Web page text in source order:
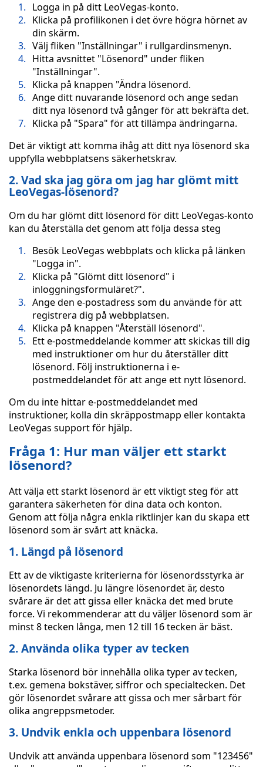
Logga in på ditt LeoVegas-konto.
Klicka på profilikonen i det övre högra hörnet av
din skärm.
Välj fliken "Inställningar" i rullgardinsmenyn.
Hitta avsnittet "Lösenord" under fliken
"Inställningar".
Klicka på knappen "Ändra lösenord.
Ange ditt nuvarande lösenord och ange sedan
ditt nya lösenord två gånger för att bekräfta det.
Klicka på "Spara" för att tillämpa ändringarna.
Det är viktigt att komma ihåg att ditt nya lösenord ska
uppfylla webbplatsens säkerhetskrav.
2. Vad ska jag göra om jag har glömt mitt
LeoVegas-lösenord?
Om du har glömt ditt lösenord för ditt LeoVegas-konto
kan du återställa det genom att följa dessa steg
Besök LeoVegas webbplats och klicka på länken
"Logga in".
Klicka på "Glömt ditt lösenord" i
inloggningsformuläret?".
Ange den e-postadress som du använde för att
registrera dig på webbplatsen.
Klicka på knappen "Återställ lösenord".
Ett e-postmeddelande kommer att skickas till dig
med instruktioner om hur du återställer ditt
lösenord. Följ instruktionerna i e-
postmeddelandet för att ange ett nytt lösenord.
Om du inte hittar e-postmeddelandet med
instruktioner, kolla din skräppostmapp eller kontakta
LeoVegas support för hjälp.
Fråga 1: Hur man väljer ett starkt
lösenord?
Att välja ett starkt lösenord är ett viktigt steg för att
garantera säkerheten för dina data och konton.
Genom att följa några enkla riktlinjer kan du skapa ett
lösenord som är svårt att knäcka.
1. Längd på lösenord
Ett av de viktigaste kriterierna för lösenordsstyrka är
lösenordets längd. Ju längre lösenordet är, desto
svårare är det att gissa eller knäcka det med brute
force. Vi rekommenderar att du väljer lösenord som är
minst 8 tecken långa, men 12 till 16 tecken är bäst.
2. Använda olika typer av tecken
Starka lösenord bör innehålla olika typer av tecken,
t.ex. gemena bokstäver, siffror och specialtecken. Det
gör lösenordet svårare att gissa och mer sårbart för
olika angreppsmetoder.
3. Undvik enkla och uppenbara lösenord
Undvik att använda uppenbara lösenord som "123456"